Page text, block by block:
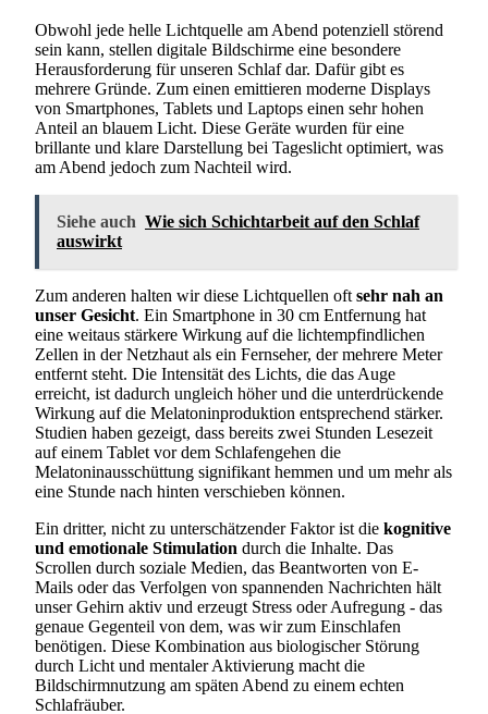
Obwohl jede helle Lichtquelle am Abend potenziell störend
sein kann, stellen digitale Bildschirme eine besondere
Herausforderung für unseren Schlaf dar. Dafür gibt es
mehrere Gründe. Zum einen emittieren moderne Displays
von Smartphones, Tablets und Laptops einen sehr hohen
Anteil an blauem Licht. Diese Geräte wurden für eine
brillante und klare Darstellung bei Tageslicht optimiert, was
am Abend jedoch zum Nachteil wird.
Siehe auch Wie sich Schichtarbeit auf den Schlaf
auswirkt
Zum anderen halten wir diese Lichtquellen oftsehr nah an
unser Gesicht. Ein Smartphone in 30 cm Entfernung hat
eine weitaus stärkere Wirkung auf die lichtempfindlichen
Zellen in der Netzhaut als ein Fernseher, der mehrere Meter
entfernt steht. Die Intensität des Lichts, die das Auge
erreicht, ist dadurch ungleich höher und die unterdrückende
Wirkung auf die Melatoninproduktion entsprechend stärker.
Studien haben gezeigt, dass bereits zwei Stunden Lesezeit
auf einem Tablet vor dem Schlafengehen die
Melatoninausschüttung signifikant hemmen und um mehr als
eine Stunde nach hinten verschieben können.
Ein dritter, nicht zu unterschätzender Faktor ist die kognitive
und emotionale Stimulation durch die Inhalte. Das
Scrollen durch soziale Medien, das Beantworten von E-
Mails oder das Verfolgen von spannenden Nachrichten hält
unser Gehirn aktiv und erzeugt Stress oder Aufregung - das
genaue Gegenteil von dem, was wir zum Einschlafen
benötigen. Diese Kombination aus biologischer Störung
durch Licht und mentaler Aktivierung macht die
Bildschirmnutzung am späten Abend zu einem echten
Schlafräuber.